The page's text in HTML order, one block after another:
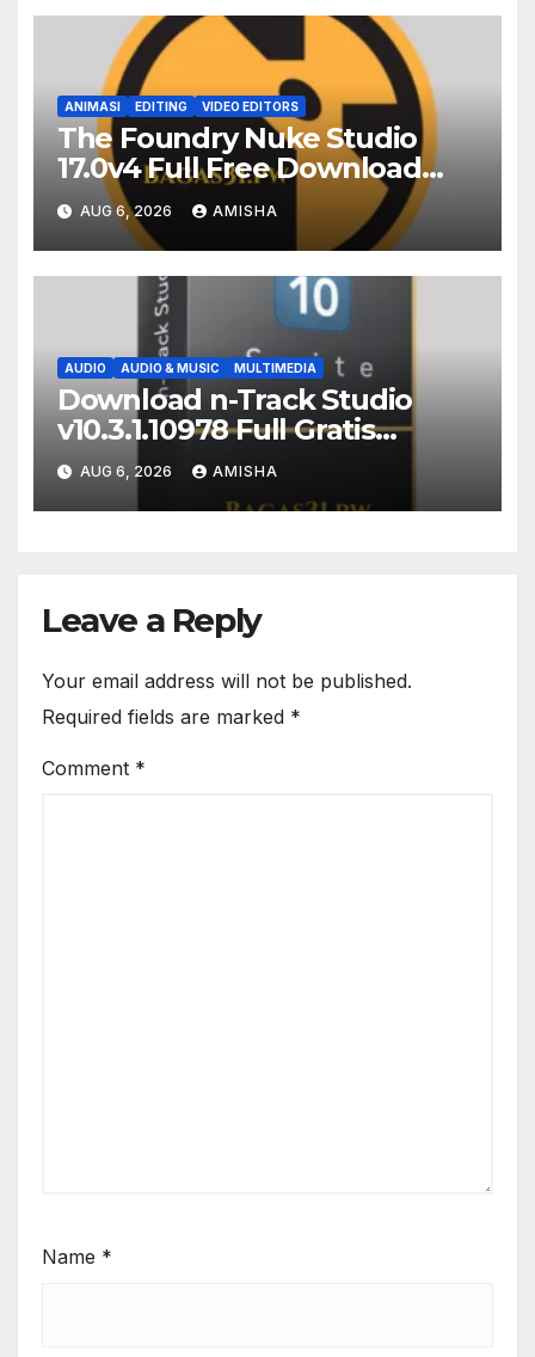
ANIMASI EDITING VIDEO EDITORS
The Foundry Nuke Studio
17.0v4 Full Free Download
Terbaru Version
AUG 6, 2026 AMISHA
AUDIO AUDIO & MUSIC MULTIMEDIA
Download n-Track Studio
v10.3.1.10978 Full Gratis
Terbaru Version
AUG 6, 2026 AMISHA
Leave a Reply
Your email address will not be published.
Required fields are marked *
Comment *
Name *